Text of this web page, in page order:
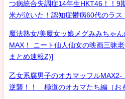
つ病統合失調症14年生HKT46！！9
米が泣いた！認知症鬱病60代のラス
魔法熟女/美魔女ッ娘メグみみちゃ
MAX！ ニート仙人仙女の映画三昧
まとめ速報Z)]
乙女系腐男子のオカマッフル
逆襲！！ 極道のオカマたち編（お